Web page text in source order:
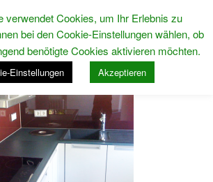
verwendet Cookies, um Ihr Erlebnis zu
bei den Cookie-Einstellungen wählen, ob
benötigte Cookies aktivieren möchten.
Einstellungen Akzeptieren